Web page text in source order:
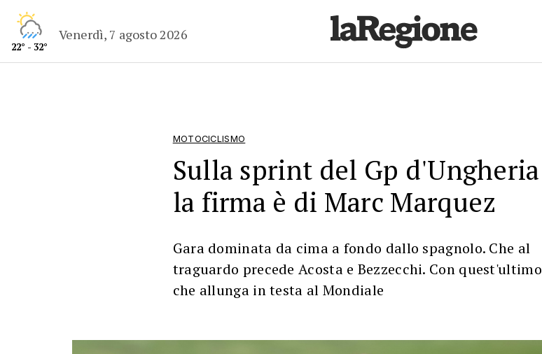
22° - 32°
Venerdì, 7 agosto 2026
MOTOCICLISMO
Sulla sprint del Gp d'Ungheria
la firma è di Marc Marquez
Gara dominata da cima a fondo dallo spagnolo. Che al
traguardo precede Acosta e Bezzecchi. Con quest'ultimo
che allunga in testa al Mondiale